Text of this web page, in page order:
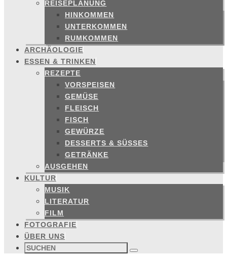
REISEPLANUNG
HINKOMMEN
UNTERKOMMEN
RUMKOMMEN
ARCHÄOLOGIE
ESSEN & TRINKEN
REZEPTE
VORSPEISEN
GEMÜSE
FLEISCH
FISCH
GEWÜRZE
DESSERTS & SÜSSES
GETRÄNKE
AUSGEHEN
KULTUR
MUSIK
LITERATUR
FILM
FOTOGRAFIE
ÜBER UNS
Suchen
nach: Suchen